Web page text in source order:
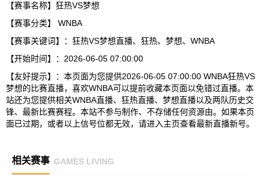
【赛事名称】狂热VS梦想
【赛事分类】 WNBA
【赛事关键词】：狂热VS梦想直播、狂热、梦想、WNBA
【开始时间】：2026-06-05 07:00:00
【友好提示】：本页面为您提供2026-06-05 07:00:00 WNBA狂热VS
梦想的比赛直播，喜欢WNBA可以提前收藏本页面以免错过直播。本
站还为您提供相关WNBA直播、狂热直播、梦想直播以及两队历史交
锋、最新比赛赛程。本站不参与制作、不存储任何资源由。如果本页
面已过期，或者以上信号位都无效，请进入主页查看最新直播新号。
相关赛事 GAMES LIVING